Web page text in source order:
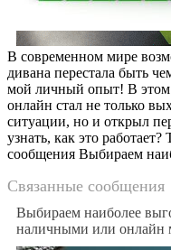
В современном мире
дивана перестала быть
мой личный опыт! В этом
онлайн стал не только
ситуации, но и открыл
узнать, как это
сообщения Выбираем
Связанные сообщения
Выбираем наиболее
наличными или онлайн